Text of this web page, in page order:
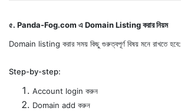
৫. Panda-Fog.com এ Domain Listing করার নিয়ম
Domain listing করার সময় কিছু গুরুত্বপূর্ণ বিষয় মনে রাখতে হবে:
Step-by-step:
Account login করুন
Domain add করুন